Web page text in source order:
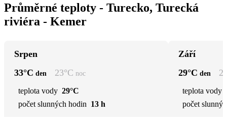
Průměrné teploty - Turecko, Turecká
riviéra - Kemer
Srpen
33°C den 23°C noc
teplota vody 29°C
počet slunných hodin 13 h
Září
29°C den
teplota vody
počet